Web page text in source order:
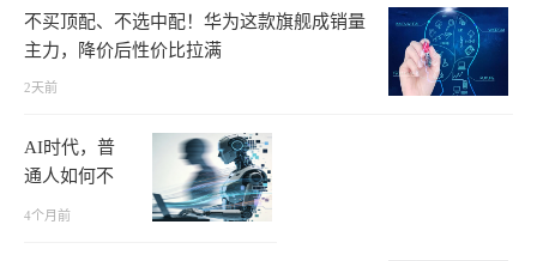
不买顶配、不选中配！华为这款旗舰成销量
主力，降价后性价比拉满
2天前
AI时代，普
通人如何不
被淘汰？
4个月前